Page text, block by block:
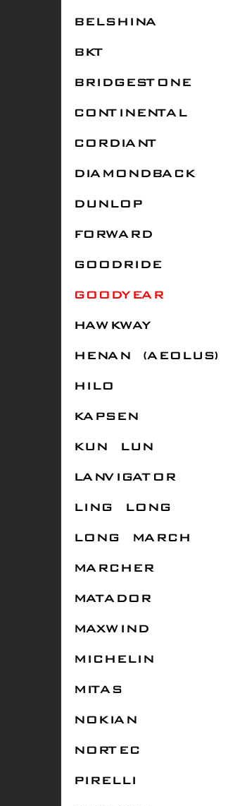
BELSHINA
BKT
BRIDGESTONE
CONTINENTAL
CORDIANT
DIAMONDBACK
DUNLOP
FORWARD
GOODRIDE
GOODYEAR
HAWKWAY
HENAN (AEOLUS)
HILO
KAPSEN
KUN LUN
LANVIGATOR
LING LONG
LONG MARCH
MARCHER
MATADOR
MAXWIND
MICHELIN
MITAS
NOKIAN
NORTEC
PIRELLI